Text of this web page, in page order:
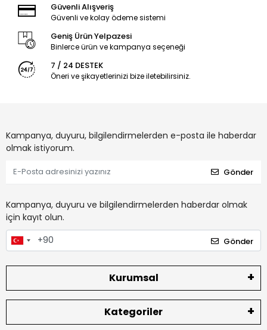
Güvenli Alışveriş
Güvenli ve kolay ödeme sistemi
Geniş Ürün Yelpazesi
Binlerce ürün ve kampanya seçeneği
7 / 24 DESTEK
Öneri ve şikayetlerinizi bize iletebilirsiniz.
Kampanya, duyuru, bilgilendirmelerden e-posta ile haberdar
olmak istiyorum.
Gönder
Kampanya, duyuru ve bilgilendirmelerden haberdar olmak
için kayıt olun.
Gönder
Kurumsal
Kategoriler